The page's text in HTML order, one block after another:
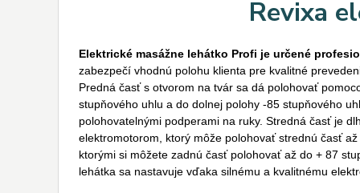
Revixa
Elektrické masážne lehátko Profi je určené
zabezpečí vhodnú polohu klienta pre kvalitné
Predná časť s otvorom na tvár sa dá polohovať
stupňového uhlu a do dolnej polohy -85 stupňového
polohovatelnými podperami na ruky. Stredná časť je
elektromotorom, ktorý môže polohovať strednú časť
ktorými si môžete zadnú časť polohovať až do + 87
lehátka sa nastavuje vďaka silnému a kvalitnému